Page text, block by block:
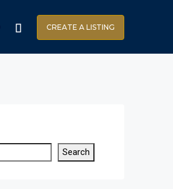
CREATE A LISTING
Search